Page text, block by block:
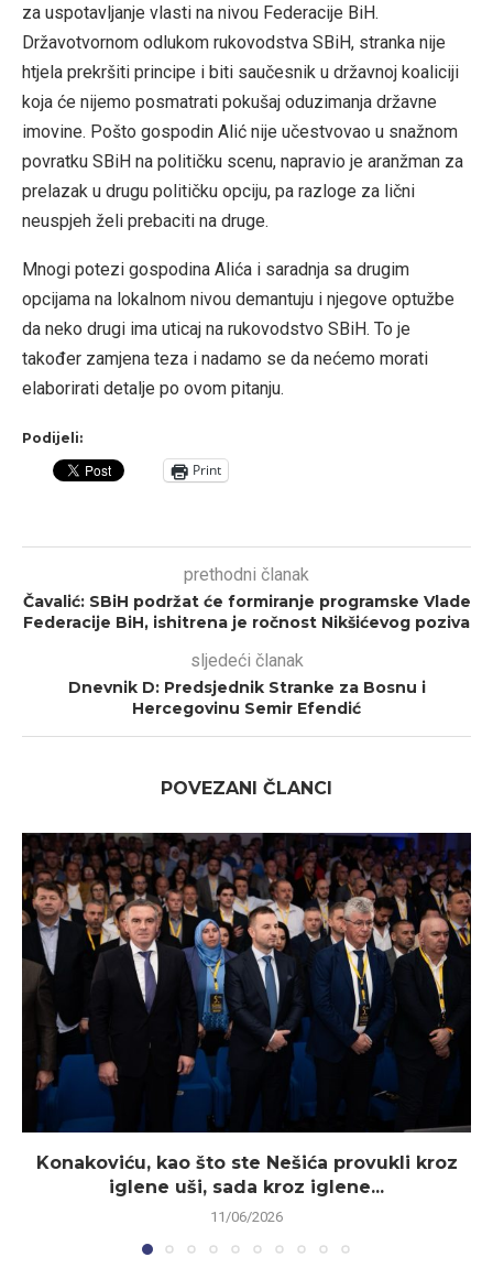
za uspotavljanje vlasti na nivou Federacije BiH.
Državotvornom odlukom rukovodstva SBiH, stranka nije
htjela prekršiti principe i biti saučesnik u državnoj koaliciji
koja će nijemo posmatrati pokušaj oduzimanja državne
imovine. Pošto gospodin Alić nije učestvovao u snažnom
povratku SBiH na političku scenu, napravio je aranžman za
prelazak u drugu političku opciju, pa razloge za lični
neuspjeh želi prebaciti na druge.
Mnogi potezi gospodina Alića i saradnja sa drugim
opcijama na lokalnom nivou demantuju i njegove optužbe
da neko drugi ima uticaj na rukovodstvo SBiH. To je
također zamjena teza i nadamo se da nećemo morati
elaborirati detalje po ovom pitanju.
Podijeli:
Print
prethodni članak
Čavalić: SBiH podržat će formiranje programske Vlade
Federacije BiH, ishitrena je ročnost Nikšićevog poziva
sljedeći članak
Dnevnik D: Predsjednik Stranke za Bosnu i
Hercegovinu Semir Efendić
POVEZANI ČLANCI
Konakoviću, kao što ste Nešića provukli kroz
iglene uši, sada kroz iglene...
11/06/2026